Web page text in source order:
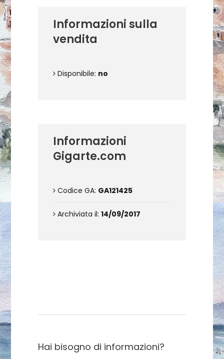
Informazioni sulla
vendita
Disponibile: no
Informazioni
Gigarte.com
Codice GA: GA121425
Archiviata il: 14/09/2017
Hai bisogno di informazioni?